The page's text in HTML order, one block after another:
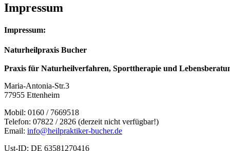
Impressum
Impressum:
Naturheilpraxis Bucher
Praxis für Naturheilverfahren, Sporttherapie und
Maria-Antonia-Str.3
77955 Ettenheim
Mobil: 0160 / 7669518
Telefon: 07822 / 2826 (derzeit nicht verfügbar!)
Email: info@heilpraktiker-bucher.de
Ust-ID: DE 63581270416